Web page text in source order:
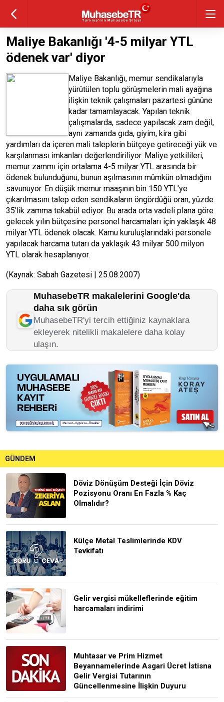
Maliye Bakanlığı '4-5 milyar YTL
ödenek var' diyor
Maliye Bakanlığı, memur sendikalarıyla
yürütülen toplu görüşmelerin mali ayağına
ilişkin teknik çalışmaları pazartesi gününe
kadar tamamlayacak. Yapılan teknik
çalışmalarda, sadece yapılacak zam değil,
aynı zamanda gıda, giyim, kira gibi
yardımları da içeren mali taleplerin bütçeye getireceği yük ve
karşılanması imkanları değerlendiriliyor. Maliye yetkilileri,
memur zammı için ortalama 4-5 milyar YTL arasında bir
ödenek bulunduğunu, bunun aşılmasının mümkün olmadığını
savunuyor. En düşük memur maaşının bin 150 YTL'ye
çıkarılmasını talep eden sendikaların öngördüğü oran, yüzde
35'lik zamma tekabül ediyor. Bu arada orta vadeli plana göre
gelecek yılın bütçesine personel harcamaları için yaklaşık 48
milyar YTL ödenek olacak. Kamu kuruluşlarındaki personele
yapılacak harcama tutarı da yaklaşık 43 milyar 500 milyon
YTL olarak hesaplanıyor.
(Kaynak: Sabah Gazetesi | 25.08.2007)
MuhasebeTR makalelerini Google'da
daha sık görün
MuhasebeTR'yi tercih ettiğiniz kaynaklara
ekleyerek nitelikli makalelere daha kolay
ulaşın.
GÜNDEM
Döviz Dönüşüm Desteği İçin Döviz
Pozisyonu Oranı En Fazla % Kaç
Olmalıdır?
Külçe Metal Teslimlerinde KDV
Tevkifatı
Gelir vergisi mükelleflerinde eğitim
harcamaları indirimi
Muhtasar ve Prim Hizmet
Beyannamelerinde Asgari Ücret İstisna
Gelir Vergisi Tutarının
Güncellenmesine İlişkin Duyuru